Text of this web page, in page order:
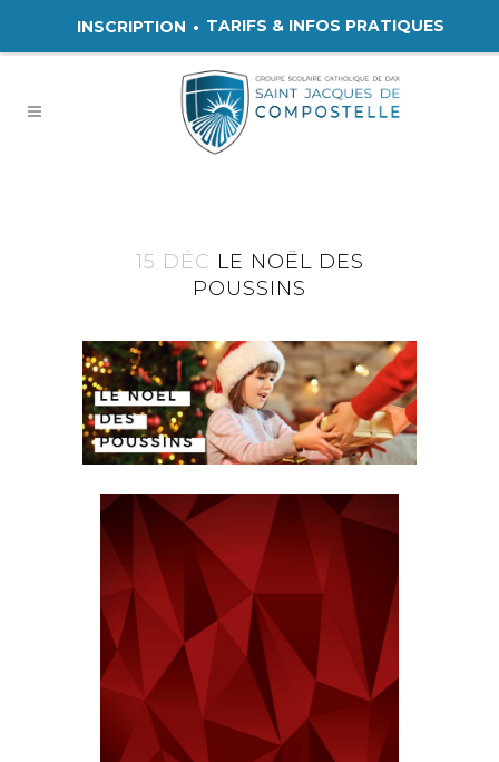
INSCRIPTION TARIFS & INFOS PRATIQUES
15 DÉC LE NOËL DES
POUSSINS